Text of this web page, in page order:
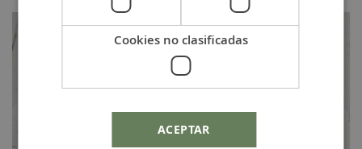
Cookies no clasificadas
ACEPTAR